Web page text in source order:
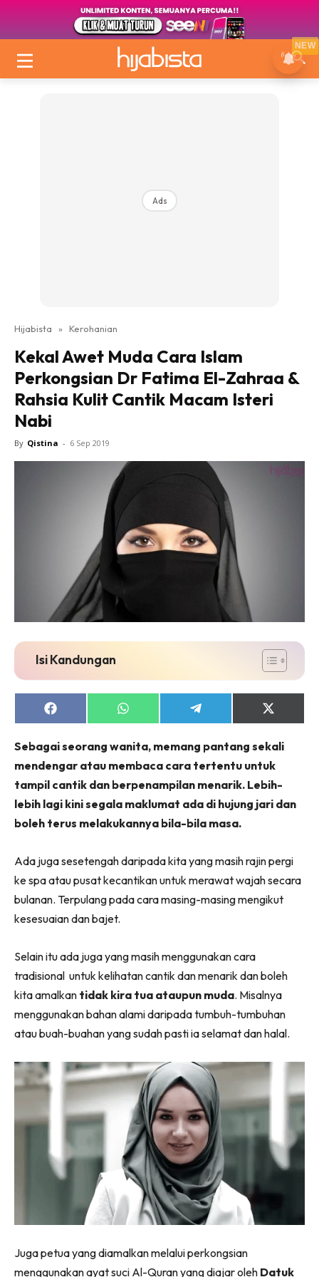
Ads
Hijabista » Kerohanian
Kekal Awet Muda Cara Islam
Perkongsian Dr Fatima El-Zahraa &
Rahsia Kulit Cantik Macam Isteri
Nabi
By Qistina - 6 Sep 2019
Isi Kandungan
Share
on
Share
on
Share
on
Share
on
(Twitter)
Sebagai seorang wanita, memang pantang sekali
mendengar atau membaca cara tertentu untuk
tampil cantik dan berpenampilan menarik. Lebih-
lebih lagi kini segala maklumat ada di hujung jari dan
boleh terus melakukannya bila-bila masa.
Ada juga sesetengah daripada kita yang masih rajin pergi
ke spa atau pusat kecantikan untuk merawat wajah secara
bulanan. Terpulang pada cara masing-masing mengikut
kesesuaian dan bajet.
Selain itu ada juga yang masih menggunakan cara
tradisional untuk kelihatan cantik dan menarik dan boleh
kita amalkan tidak kira tua ataupun muda. Misalnya
menggunakan bahan alami daripada tumbuh-tumbuhan
atau buah-buahan yang sudah pasti ia selamat dan halal.
Juga petua yang diamalkan melalui perkongsian
menggunakan ayat suci Al-Quran yang diajar oleh Datuk
NEW